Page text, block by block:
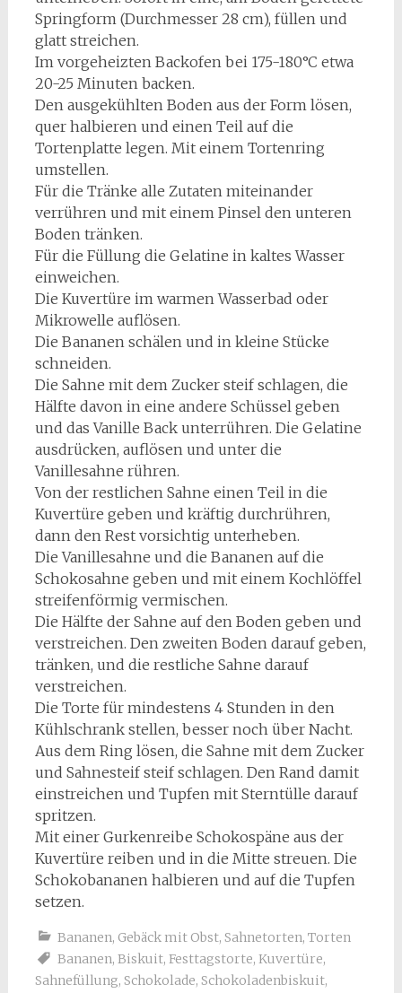
Springform (Durchmesser 28 cm), füllen und
glatt streichen.
Im vorgeheizten Backofen bei 175-180°C etwa
20-25 Minuten backen.
Den ausgekühlten Boden aus der Form lösen,
quer halbieren und einen Teil auf die
Tortenplatte legen. Mit einem Tortenring
umstellen.
Für die Tränke alle Zutaten miteinander
verrühren und mit einem Pinsel den unteren
Boden tränken.
Für die Füllung die Gelatine in kaltes Wasser
einweichen.
Die Kuvertüre im warmen Wasserbad oder
Mikrowelle auflösen.
Die Bananen schälen und in kleine Stücke
schneiden.
Die Sahne mit dem Zucker steif schlagen, die
Hälfte davon in eine andere Schüssel geben
und das Vanille Back unterrühren. Die Gelatine
ausdrücken, auflösen und unter die
Vanillesahne rühren.
Von der restlichen Sahne einen Teil in die
Kuvertüre geben und kräftig durchrühren,
dann den Rest vorsichtig unterheben.
Die Vanillesahne und die Bananen auf die
Schokosahne geben und mit einem Kochlöffel
streifenförmig vermischen.
Die Hälfte der Sahne auf den Boden geben und
verstreichen. Den zweiten Boden darauf geben,
tränken, und die restliche Sahne darauf
verstreichen.
Die Torte für mindestens 4 Stunden in den
Kühlschrank stellen, besser noch über Nacht.
Aus dem Ring lösen, die Sahne mit dem Zucker
und Sahnesteif steif schlagen. Den Rand damit
einstreichen und Tupfen mit Sterntülle darauf
spritzen.
Mit einer Gurkenreibe Schokospäne aus der
Kuvertüre reiben und in die Mitte streuen. Die
Schokobananen halbieren und auf die Tupfen
setzen.
Bananen, Gebäck mit Obst, Sahnetorten, Torten
Bananen, Biskuit, Festtagstorte, Kuvertüre,
Sahnefüllung, Schokolade, Schokoladenbiskuit,